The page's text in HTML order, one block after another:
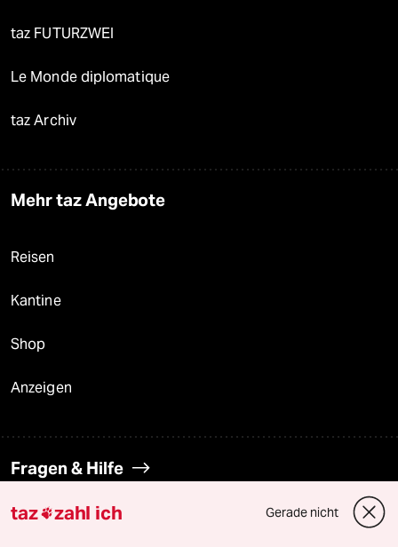
taz FUTURZWEI
Le Monde diplomatique
taz Archiv
Mehr taz Angebote
Reisen
Kantine
Shop
Anzeigen
Fragen & Hilfe
Feedback
taz zahl ich Gerade nicht